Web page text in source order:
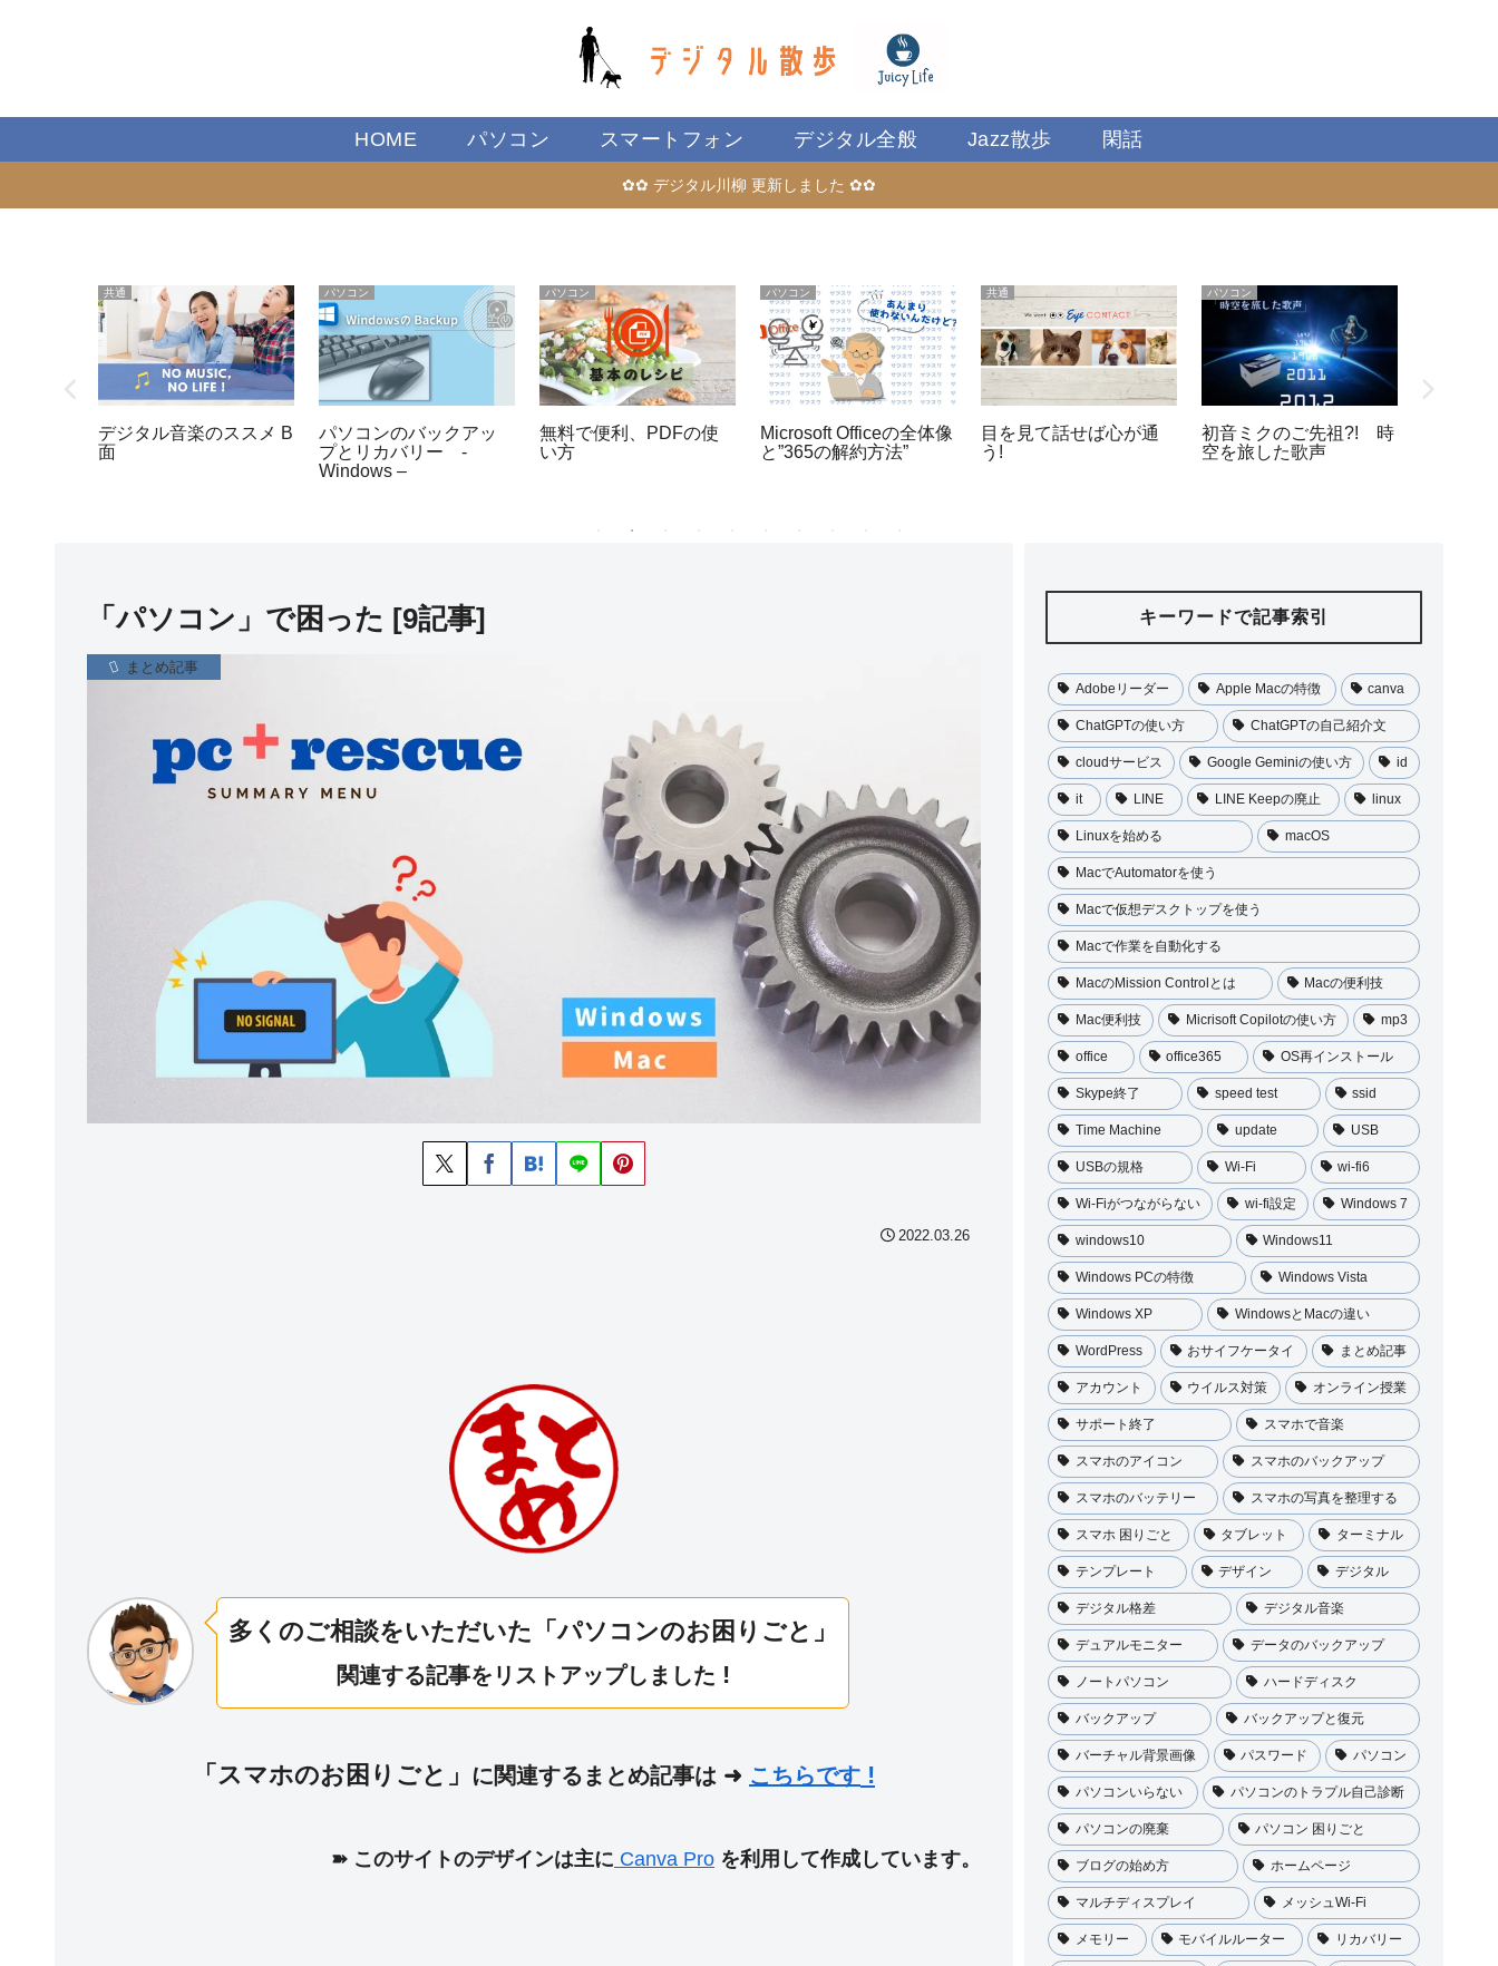
HOME パソコン スマートフォン デジタル全般 Jazz散歩 閑話
✿✿ デジタル川柳 更新しました ✿✿
共通
デジタル音楽のススメ B
面
パソコン
パソコンのバックアッ
プとリカバリー -
Windows –
パソコン
無料で便利、PDFの使
い方
パソコン
Microsoft Officeの全体像
と”365の解約方法”
共通
目を見て話せば心が通
う!
パソコン
初音ミクのご先祖?! 時
空を旅した歌声
「パソコン」で困った [9記事]
まとめ記事
2022.03.26
多くのご相談をいただいた 「パソコンのお困りごと」
関連する記事をリストアップしました !
「スマホのお困りごと」 に関連するまとめ記事は ➜ こちらです !
➽ このサイトのデザインは主に Canva Pro を利用して作成しています。
キーワードで記事索引
Adobeリーダー Apple Macの特徴 canva
ChatGPTの使い方 ChatGPTの自己紹介文
cloudサービス Google Geminiの使い方 id
it LINE LINE Keepの廃止 linux
Linuxを始める macOS
MacでAutomatorを使う
Macで仮想デスクトップを使う
Macで作業を自動化する
MacのMission Controlとは Macの便利技
Mac便利技 Micrisoft Copilotの使い方 mp3
office office365 OS再インストール
Skype終了 speed test ssid
Time Machine update USB
USBの規格 Wi-Fi wi-fi6
Wi-Fiがつながらない wi-fi設定 Windows 7
windows10 Windows11
Windows PCの特徴 Windows Vista
Windows XP WindowsとMacの違い
WordPress おサイフケータイ まとめ記事
アカウント ウイルス対策 オンライン授業
サポート終了 スマホで音楽
スマホのアイコン スマホのバックアップ
スマホのバッテリー スマホの写真を整理する
スマホ 困りごと タブレット ターミナル
テンプレート デザイン デジタル
デジタル格差 デジタル音楽
デュアルモニター データのバックアップ
ノートパソコン ハードディスク
バックアップ バックアップと復元
バーチャル背景画像 パスワード パソコン
パソコンいらない パソコンのトラプル自己診断
パソコンの廃棄 パソコン 困りごと
ブログの始め方 ホームページ
マルチディスプレイ メッシュWi-Fi
メモリー モバイルルーター リカバリー